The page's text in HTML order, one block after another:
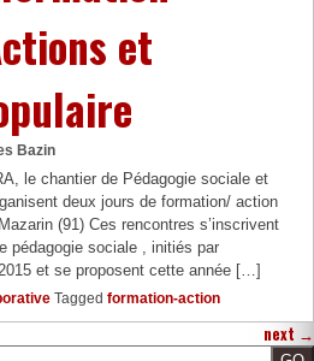
et
Bazin
le chantier de Pédagogie sociale et
deux jours de formation/ action
(91) Ces rencontres s’inscrivent
pédagogie sociale , initiés par
et se proposent cette année […]
Tagged formation-action
next →